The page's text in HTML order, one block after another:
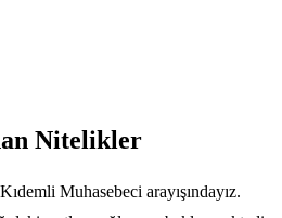
Nitelikler
Muhasebeci arayışındayız.